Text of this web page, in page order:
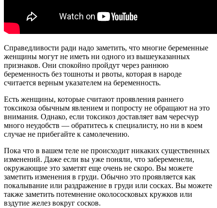
Справедливости ради надо заметить, что многие беременные
женщины могут не иметь ни одного из вышеуказанных
признаков. Они спокойно пройдут через раннюю
беременность без тошноты и рвоты, которая в народе
считается верным указателем на беременность.
Есть женщины, которые считают проявления раннего
токсикоза обычным явлением и попросту не обращают на это
внимания. Однако, если токсикоз доставляет вам чересчур
много неудобств — обратитесь к специалисту, но ни в коем
случае не прибегайте к самолечению.
Пока что в вашем теле не происходит никаких существенных
изменений. Даже если вы уже поняли, что забеременели,
окружающие это заметят еще очень не скоро. Вы можете
заметить изменения в груди. Обычно это проявляется как
покалывание или раздражение в груди или сосках. Вы можете
также заметить потемнение околососковых кружков или
вздутие желез вокруг сосков.